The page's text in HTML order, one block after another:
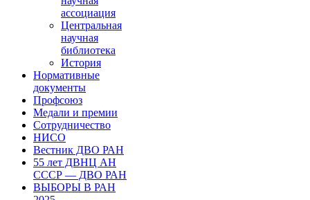
ассоциация
Центральная
научная
библиотека
История
Нормативные
документы
Профсоюз
Медали и премии
Сотрудничество
НИСО
Вестник ДВО РАН
55 лет ДВНЦ АН
СССР — ДВО РАН
ВЫБОРЫ В РАН